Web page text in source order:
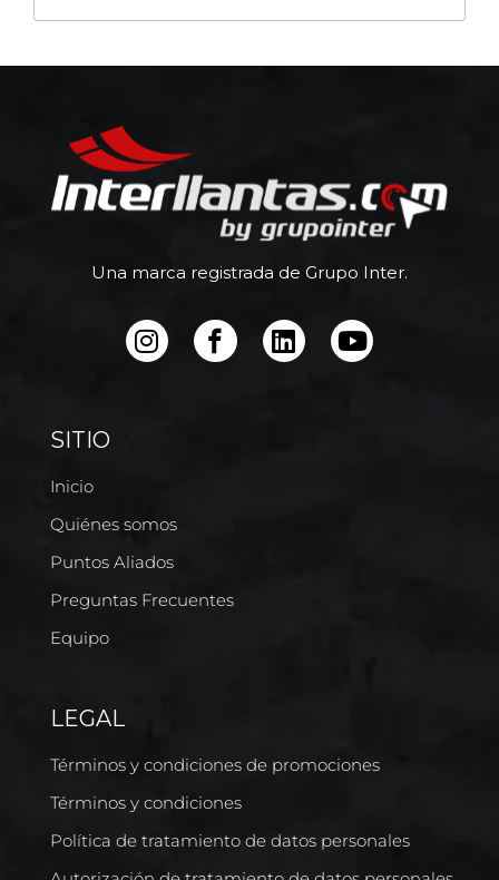
Una marca registrada de Grupo Inter.
SITIO
Inicio
Quiénes somos
Puntos Aliados
Preguntas Frecuentes
Equipo
LEGAL
Términos y condiciones de promociones
Términos y condiciones
Política de tratamiento de datos personales